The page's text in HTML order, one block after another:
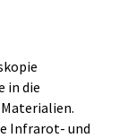
in die
Infrarot- und